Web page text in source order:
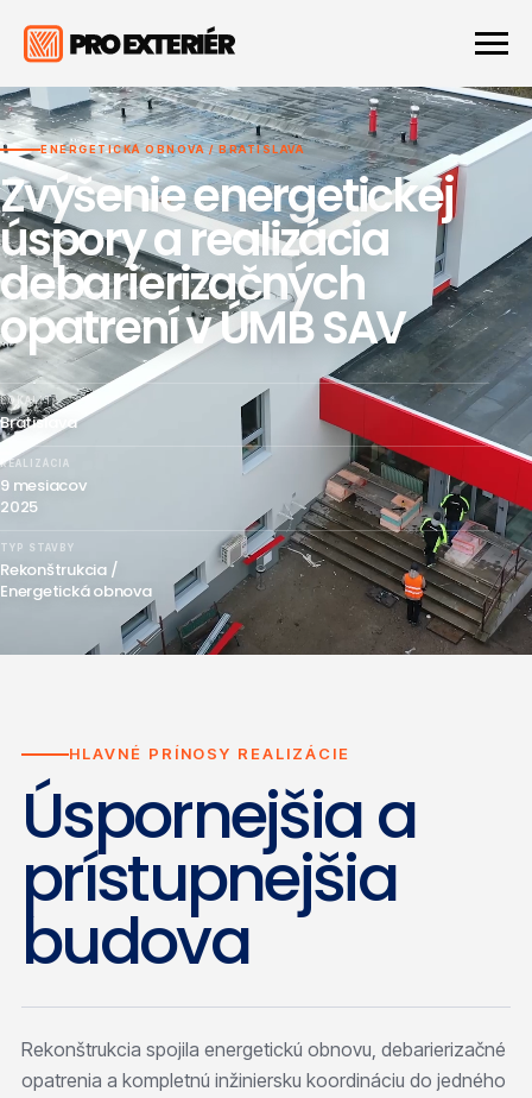
ENERGETICKÁ OBNOVA / BRATISLAVA
Zvýšenie energetickej
úspory a realizácia
debarierizačných
opatrení v ÚMB SAV
LOKALITA
Bratislava
REALIZÁCIA
9 mesiacov
2025
TYP STAVBY
Rekonštrukcia /
Energetická obnova
HLAVNÉ PRÍNOSY REALIZÁCIE
Úspornejšia a
prístupnejšia
budova
Rekonštrukcia spojila energetickú obnovu, debarierizačné
opatrenia a kompletnú inžiniersku koordináciu do jedného